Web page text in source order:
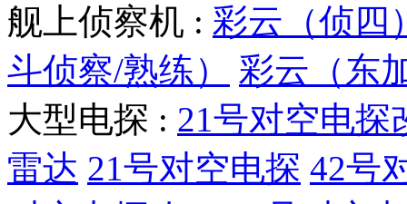
舰上侦察机 : 彩云（侦四
斗侦察/熟练）
彩云（东
大型电探 : 21号对空电探
雷达 21号对空电探 42号